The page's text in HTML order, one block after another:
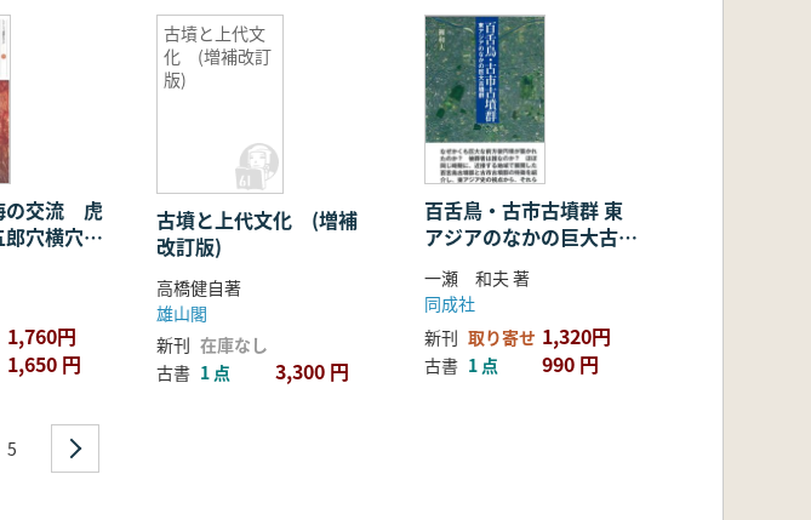
の交流 虎
穴横穴墓
1,760円
1,650 円
古墳と上代文
化 (増補改訂
版)
古墳と上代文化 (増補
改訂版)
高橋健自著
雄山閣
新刊 在庫なし
古書 1 点 3,300 円
百舌鳥・古市古墳群 東
アジアのなかの巨大古墳
群
一瀬 和夫 著
同成社
新刊 取り寄せ 1,320円
古書 1 点 990 円
5